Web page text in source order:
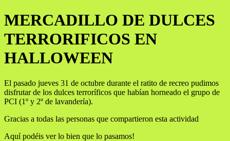
MERCADILLO DE DULCES
TERRORIFICOS EN
HALLOWEEN
El pasado jueves 31 de octubre durante el ratito de recreo pudimos
disfrutar de los dulces terroríficos que habían horneado el grupo de
PCI (1º y 2º de lavandería).
Gracias a todas las personas que compartieron esta actividad
Aquí podéis ver lo bien que lo pasamos!